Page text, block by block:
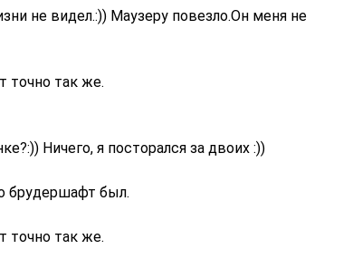
не видел.:)) Маузеру повезло.Он меня не
точно так же.
Ничего, я посторался за двоих :))
брудершафт был.
точно так же.